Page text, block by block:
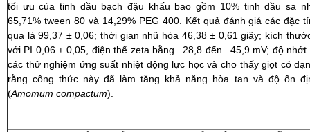
tối ưu của tinh dầu bạch đậu khấu bao gồm 10% tinh dầu sa
65,71% tween 80 và 14,29% PEG 400. Kết quả đánh giá các đặc
qua là 99,37 ± 0,06; thời gian nhũ hóa 46,38 ± 0,61 giây; kích
với PI 0,06 ± 0,05, điện thế zeta bằng −28,8 đến −45,9 mV; độ
các thử nghiệm ứng suất nhiệt động lực học và cho thấy giọt có
rằng công thức này đã làm tăng khả năng hòa tan và độ ổn
(Amomum compactum).